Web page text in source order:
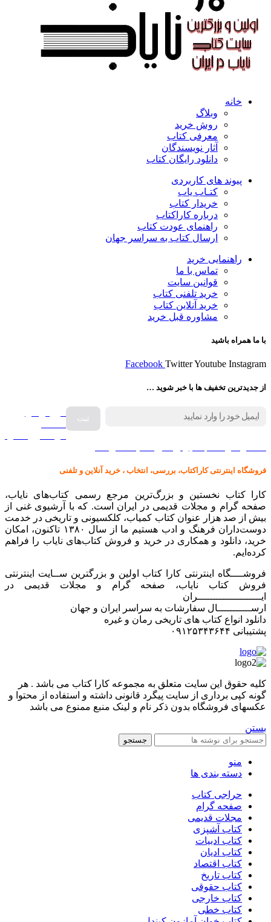
خانه
وبلاگ
روش خرید
معرفی کتاب
آثار نویسندگان
دانلود رایگان کتاب
پیوند های کاربردی
کتـاب یاب
خریدار کتاب
درباره کاراکتاب
راهنمای عودت کتاب
ارسال کتاب به سراسر جهان
راهنمایی خرید
تماس با ما
قوانین سایت
خرید تلفنی کتاب
خرید آنلاین کتاب
مشاوره قبل خرید
با ما همراه باشید
Facebook TwitterYoutube Instagram
از جدیدترین تخفیف ها با خبر شوید …
فروش انواع
فروشگاه اینترنتی کاراکتاب، بررسی، انتخاب ، خرید آنلاین و تلفنی
کارا کتاب نخستین و بزرگ‌ترین مرجع رسمی کتاب‌های نایاب،
صفحه گرام و مجلات قدیمی در ایران است. که با آرشیوی غنی از
بیش از صد هزار عنوان کتاب کمیاب، کلکسیونی و تاریخی در خدمت
دوست‌داران فرهنگ و ادب هستیم ما از سال ۱۳۸۰ تاکنون، امکان
خرید، دانلود و همکاری در خرید و فروش کتاب‌های نایاب را فراهم
کرده‌ایم.
فروشــــگاه اینترنتی کارا کتاب اولین و بزرگترین ســایت اینترنتی
فروش کتاب نایاب، صفحه گرام و مجلات قدیمی در
ایـــــــــــــــــــــران
ارســـــــــــال سفارشات به سراسر ایران و جهان
دانلود انواع کتاب های تاریخی رمان و غیره
پشتیبانی ۰۹۱۲۵۳۴۳۶۴۴
کليه حقوق اين سايت متعلق به مجموعه کارا کتاب می باشد . هر
گونه کپی برداری از سایت پیگرد قانونی داشته و استفاده از محتوا و
عکسهای فروشگاه بدون ذکر نام و لینک منبع ممنوع می باشد
بستن
جستجو
منو
دسته بندی ها
حراجی کتاب
صفحه گرام
مجلات قدیمی
کتاب آشپزی
کتاب ادبیات
کتاب ادیان
کتاب اقتصاد
کتاب تاریخ
کتاب حقوقی
کتاب خارجی
کتاب خطی